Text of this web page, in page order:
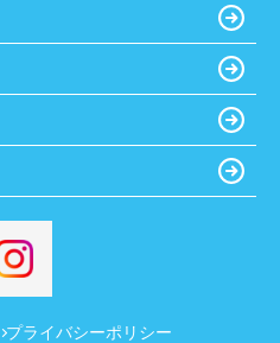
プライバシーポリシー